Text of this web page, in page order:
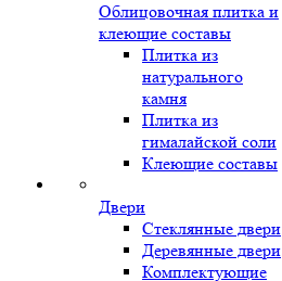
Облицовочная плитка и
клеющие составы
Плитка из
натурального
камня
Плитка из
гималайской соли
Клеющие составы
Двери
Стеклянные двери
Деревянные двери
Комплектующие